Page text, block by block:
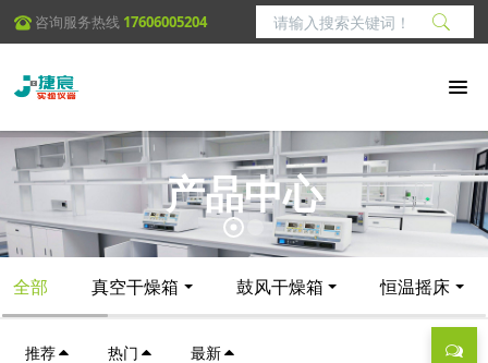
咨询服务热线 17606005204
产品中心
全部 真空干燥箱 鼓风干燥箱 恒温摇床
推荐 热门 最新